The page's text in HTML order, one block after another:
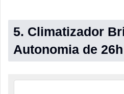
5. Climatizador
Autonomia de